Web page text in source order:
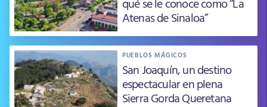
Atenas de Sinaloa”
PUEBLOS MÁGICOS
San Joaquín, un destino
espectacular en plena
Sierra Gorda Queretana